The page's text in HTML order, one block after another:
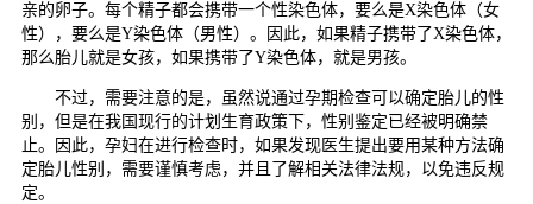
亲的卵子。每个精子都会携带一个性染色体，要么是X染色体（女
性），要么是Y染色体（男性）。因此，如果精子携带了X染色体，
那么胎儿就是女孩，如果携带了Y染色体，就是男孩。
不过，需要注意的是，虽然说通过孕期检查可以确定胎儿的性
别，但是在我国现行的计划生育政策下，性别鉴定已经被明确禁
止。因此，孕妇在进行检查时，如果发现医生提出要用某种方法确
定胎儿性别，需要谨慎考虑，并且了解相关法律法规，以免违反规
定。